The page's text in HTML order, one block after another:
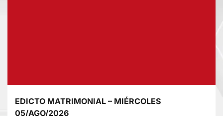
EDICTO MATRIMONIAL – MIÉRCOLES
05/AGO/2026